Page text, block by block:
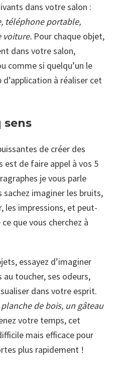
dans votre salon :
téléphone portable,
voiture. Pour chaque objet,
dans votre salon,
comme si quelqu’un le
à réaliser cet
sens
de créer des
est de faire appel à vos 5
je vous parle
sachez imaginer les bruits,
les impressions, et peut-
que vous cherchez à
essayez d’imaginer
toucher, ses odeurs,
dans votre esprit.
de bois, un gâteau
votre temps, cet
mais efficace pour
plus rapidement !